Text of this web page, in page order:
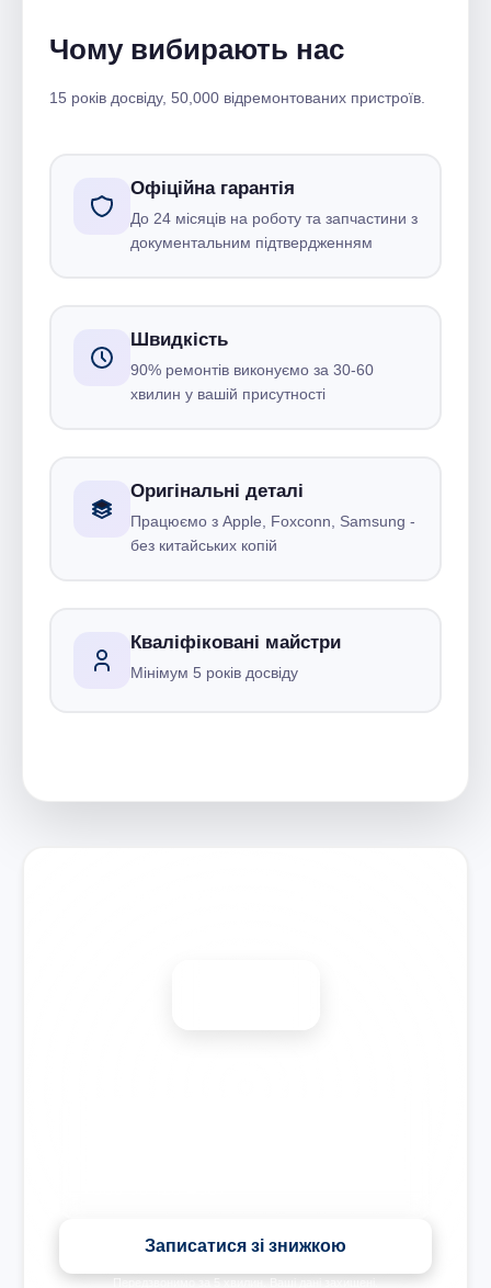
Чому вибирають нас
15 років досвіду, 50,000 відремонтованих пристроїв.
Офіційна гарантія
До 24 місяців на роботу та запчастини з
документальним підтвердженням
Швидкість
90% ремонтів виконуємо за 30-60
хвилин у вашій присутності
Оригінальні деталі
Працюємо з Apple, Foxconn, Samsung -
без китайських копій
Кваліфіковані майстри
Мінімум 5 років досвіду
Записатися зі знижкою